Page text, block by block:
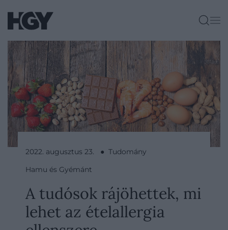
2022. augusztus 23. ● Tudomány
Hamu és Gyémánt
A tudósok rájöhettek, mi
lehet az ételallergia